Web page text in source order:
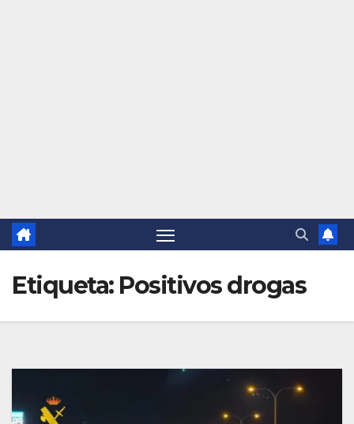
Etiqueta: Positivos drogas